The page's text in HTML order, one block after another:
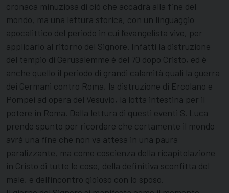
cronaca minuziosa di ciò che accadrà alla fine del
mondo, ma una lettura storica, con un linguaggio
apocalittico del periodo in cui l’evangelista vive, per
applicarlo al ritorno del Signore. Infatti la distruzione
del tempio di Gerusalemme è del 70 dopo Cristo, ed è
anche quello il periodo di grandi calamità quali la guerra
dei Germani contro Roma, la distruzione di Ercolano e
Pompei ad opera del Vesuvio, la lotta intestina per il
potere in Roma. Dalla lettura di questi eventi S. Luca
prende spunto per ricordare che certamente il mondo
avrà una fine che non va attesa in una paura
paralizzante, ma come coscienza della ricapitolazione
in Cristo di tutte le cose, della definitiva sconfitta del
male, e dell’incontro gioioso con lo sposo.